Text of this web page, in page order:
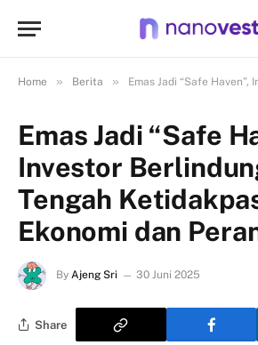
Home » Berita » Emas Jadi “Safe Haven”, Investor Berlindung di
Emas Jadi “Safe
Investor
Tengah
Ekonomi dan
By Ajeng Sri 30 Juni 2025
Share